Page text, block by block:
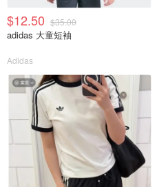
$12.50 $35.00
adidas 大童短袖
Adidas